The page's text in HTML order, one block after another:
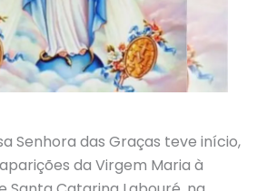
Senhora das Graças teve início,
da Virgem Maria à